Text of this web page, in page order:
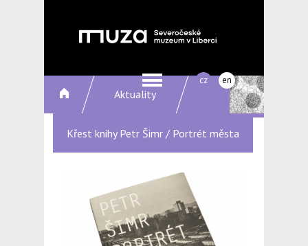
cz en
Aktuality
Křest knihy Petr Šimr / Portrét města